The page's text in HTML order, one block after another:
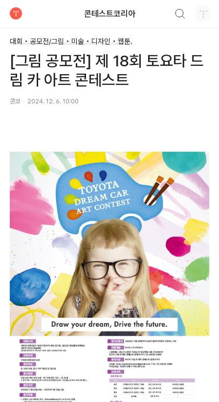
콘테스트코리아
대회 • 공모전/그림 • 미술 • 디자인 • 웹툰.
[그림 공모전] 제 18회 토요타 드
림 카 아트 콘테스트
콘코 2024. 12. 6. 10:00